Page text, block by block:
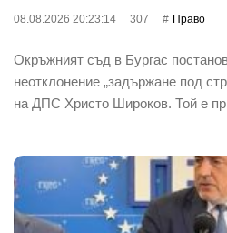
08.08.2026 20:23:14 307 Право
Окръжният съд в Бургас
неотклонение „задържане под
на ДПС Христо Широков. Той е